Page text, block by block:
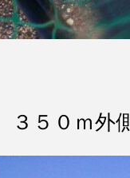
３５０ｍ